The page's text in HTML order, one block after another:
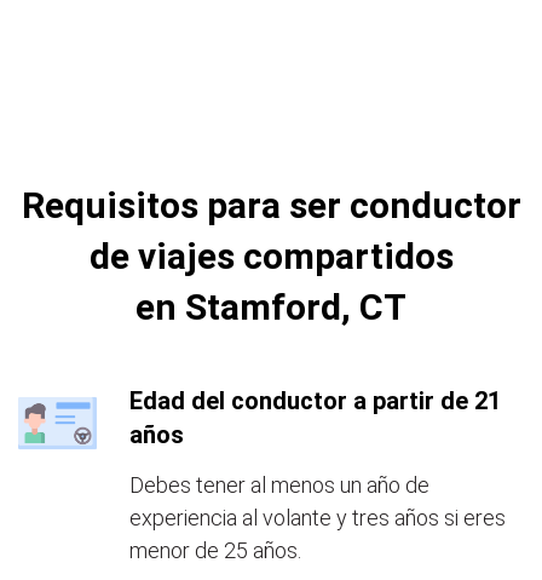
Requisitos para ser conductor
de viajes compartidos
en Stamford, CT
Edad del conductor a partir de 21
años
Debes tener al menos un año de
experiencia al volante y tres años si eres
menor de 25 años.